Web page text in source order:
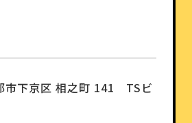
市下京区 相之町 141 TSビ